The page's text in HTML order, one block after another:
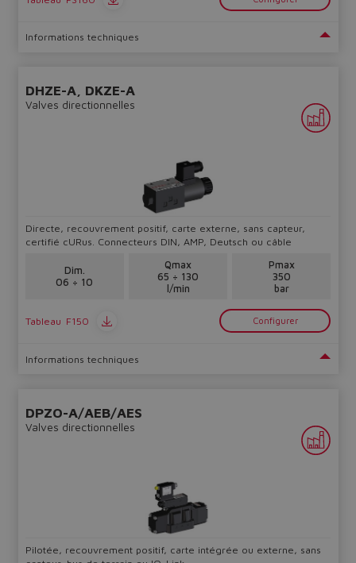
Informations techniques
DHZE-A, DKZE-A
Valves directionnelles
Directe, recouvrement positif, carte externe, sans capteur,
certifié cURus. Connecteurs DIN, AMP, Deutsch ou câble
Dim.
06 ÷ 10
Qmax
65 ÷ 130
l/min
Pmax
350
bar
Tableau F150 Configurer
Informations techniques
DPZO-A/AEB/AES
Valves directionnelles
Pilotée, recouvrement positif, carte intégrée ou externe, sans